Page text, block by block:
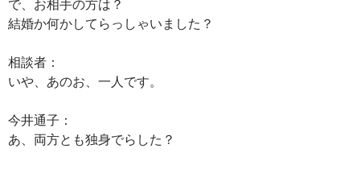
で、お相手の方は？
結婚か何かしてらっしゃいました？
相談者：
いや、あのお、一人です。
今井通子：
あ、両方とも独身でらした？